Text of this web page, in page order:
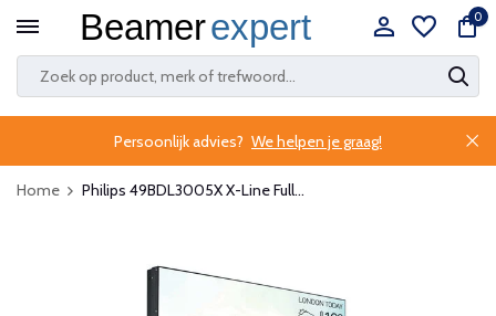
0
Persoonlijk advies? We helpen je graag!
Home Philips 49BDL3005X X-Line Full...